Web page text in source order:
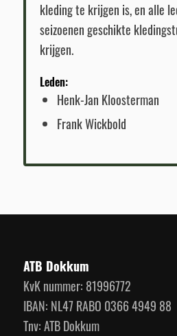
kleding te krijgen is, en alle
seizoenen geschikte
krijgen.
Leden:
Henk-Jan Kloosterman
Frank Wickbold
ATB Dokkum
KvK nummer: 81996772
IBAN: NL47 RABO 0366 4949 88
Tnv: ATB Dokkum